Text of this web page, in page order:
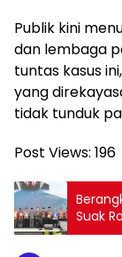
Publik kini
dan lembaga
tuntas kasus
yang
tidak tunduk
Post Views: 196
Suak